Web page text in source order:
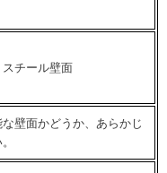
チール壁面
壁面かどうか、あらかじ